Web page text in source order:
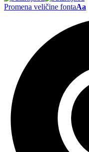
Promena veličine fontaAa